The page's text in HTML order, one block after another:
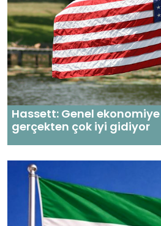
Hassett: Genel
gerçekten çok iyi gidiyor